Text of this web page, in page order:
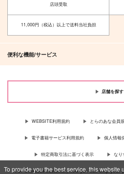
To provide you the best service, this website
店頭受取
11,000円（税込）以上で送料当社負担
便利な機能/サービス
店舗を探す
WEBSITE利用規約 とらのあな会員
電子書籍サービス利用規約 個人情報
特定商取引法に基づく表示 なり
For Overseas customer, now you can ship your